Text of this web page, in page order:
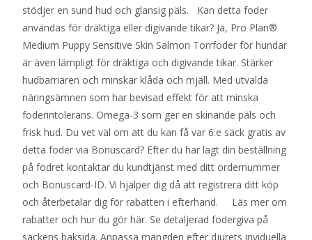
stödjer en sund hud och glansig päls. Kan detta foder
användas för dräktiga eller digivande tikar? Ja, Pro Plan®
Medium Puppy Sensitive Skin Salmon Torrfoder för hundar
är även lämpligt för dräktiga och digivande tikar. Stärker
hudbarriären och minskar klåda och mjäll. Med utvalda
näringsämnen som har bevisad effekt för att minska
foderintolerans. Omega-3 som ger en skinande päls och
frisk hud. Du vet väl om att du kan få var 6:e säck gratis av
detta foder via Bonuscard? Efter du har lagt din beställning
på fodret kontaktar du kundtjänst med ditt ordernummer
och Bonuscard-ID. Vi hjälper dig då att registrera ditt köp
och återbetalar dig för rabatten i efterhand. Läs mer om
rabatter och hur du gör här. Se detaljerad fodergiva på
säckens baksida. Anpassa mängden efter djurets inviduella